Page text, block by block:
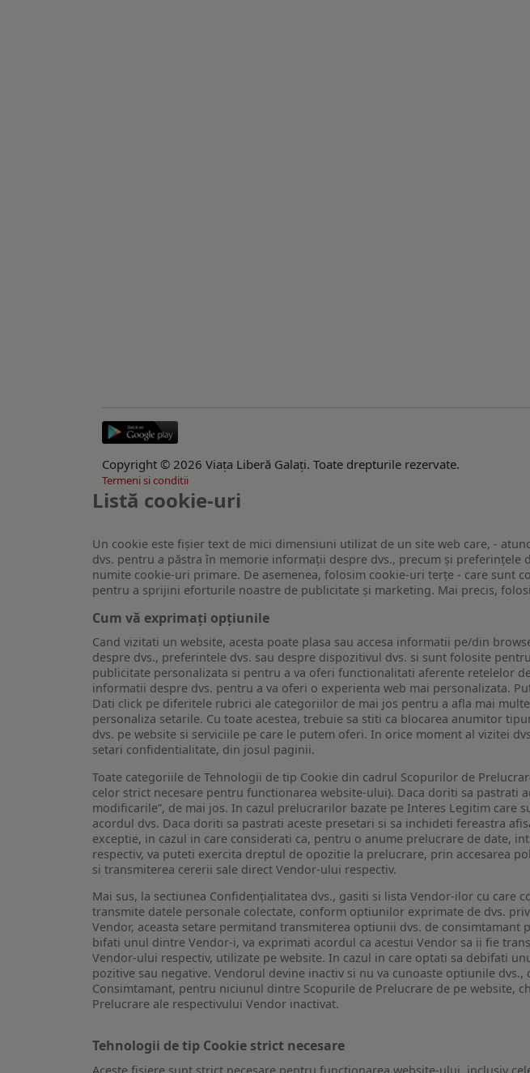
Copyright © 2026 Viaţa Liberă Galaţi. Toate drepturile rezervate.
Termeni si conditii
Listă cookie-uri
Un cookie este fişier text de mici dimensiuni utilizat de un site web care, -
dvs. pentru a păstra în memorie informații despre dvs., precum și
numite cookie-uri primare. De asemenea, folosim cookie-uri terțe - care
pentru a sprijini eforturile noastre de publicitate și marketing. Mai precis,
Cum vă exprimați opțiunile
Cand vizitati un website, acesta poate plasa sau accesa informatii pe/din
despre dvs., preferintele dvs. sau despre dispozitivul dvs. si sunt folosite
publicitate personalizata si pentru a va oferi functionalitati aferente retelelor
informatii despre dvs. pentru a va oferi o experienta web mai personalizata.
Dati click pe diferitele rubrici ale categoriilor de mai jos pentru a afla mai
personaliza setarile. Cu toate acestea, trebuie sa stiti ca blocarea anumitor
dvs. pe website si serviciile pe care le putem oferi. In orice moment al vizitei
setari confidentialitate, din josul paginii.
Toate categoriile de Tehnologii de tip Cookie din cadrul Scopurilor de
celor strict necesare pentru functionarea website-ului). Daca doriti sa pastrati
modificarile”, de mai jos. In cazul prelucrarilor bazate pe Interes Legitim care
acordul dvs. Daca doriti sa pastrati aceste presetari si sa inchideti fereastra
exceptie, in cazul in care considerati ca, pentru o anume prelucrare de date,
respectiv, va puteti exercita dreptul de opozitie la prelucrare, prin accesarea
si transmiterea cererii sale direct Vendor-ului respectiv.
Mai sus, la sectiunea Confidențialitatea dvs., gasiti si lista Vendor-ilor cu care
transmite datele personale colectate, conform optiunilor exprimate de dvs.
Vendor, aceasta setare permitand transmiterea optiunii dvs. de
bifati unul dintre Vendor-i, va exprimati acordul ca acestui Vendor sa ii fie
Vendor-ului respectiv, utilizate pe website. In cazul in care optati sa debifati
pozitive sau negative. Vendorul devine inactiv si nu va cunoaste optiunile
Consimtamant, pentru niciunul dintre Scopurile de Prelucrare de pe website,
Prelucrare ale respectivului Vendor inactivat.
Tehnologii de tip Cookie strict necesare
Aceste fisiere sunt strict necesare pentru functionarea website-ului, inclusiv